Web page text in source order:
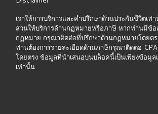
เราให้การบริการและคำปรึกษาด้านประกันชีวิตเท่
ส่วนให้บริการด้านกฏหมายหรือภาษี หากท่านมีข้อ
กฏหมาย กรุณาติดต่อที่ปรึกษาด้านกฏหมายโดยตร
ท่านต้องการรายละเอียดด้านภาษีกรุณาติดต่อ
โดยตรง ข้อมูลที่นำเสนอบนบล็อคนี้เป็นเพียงข้อมูล
เท่านั้น